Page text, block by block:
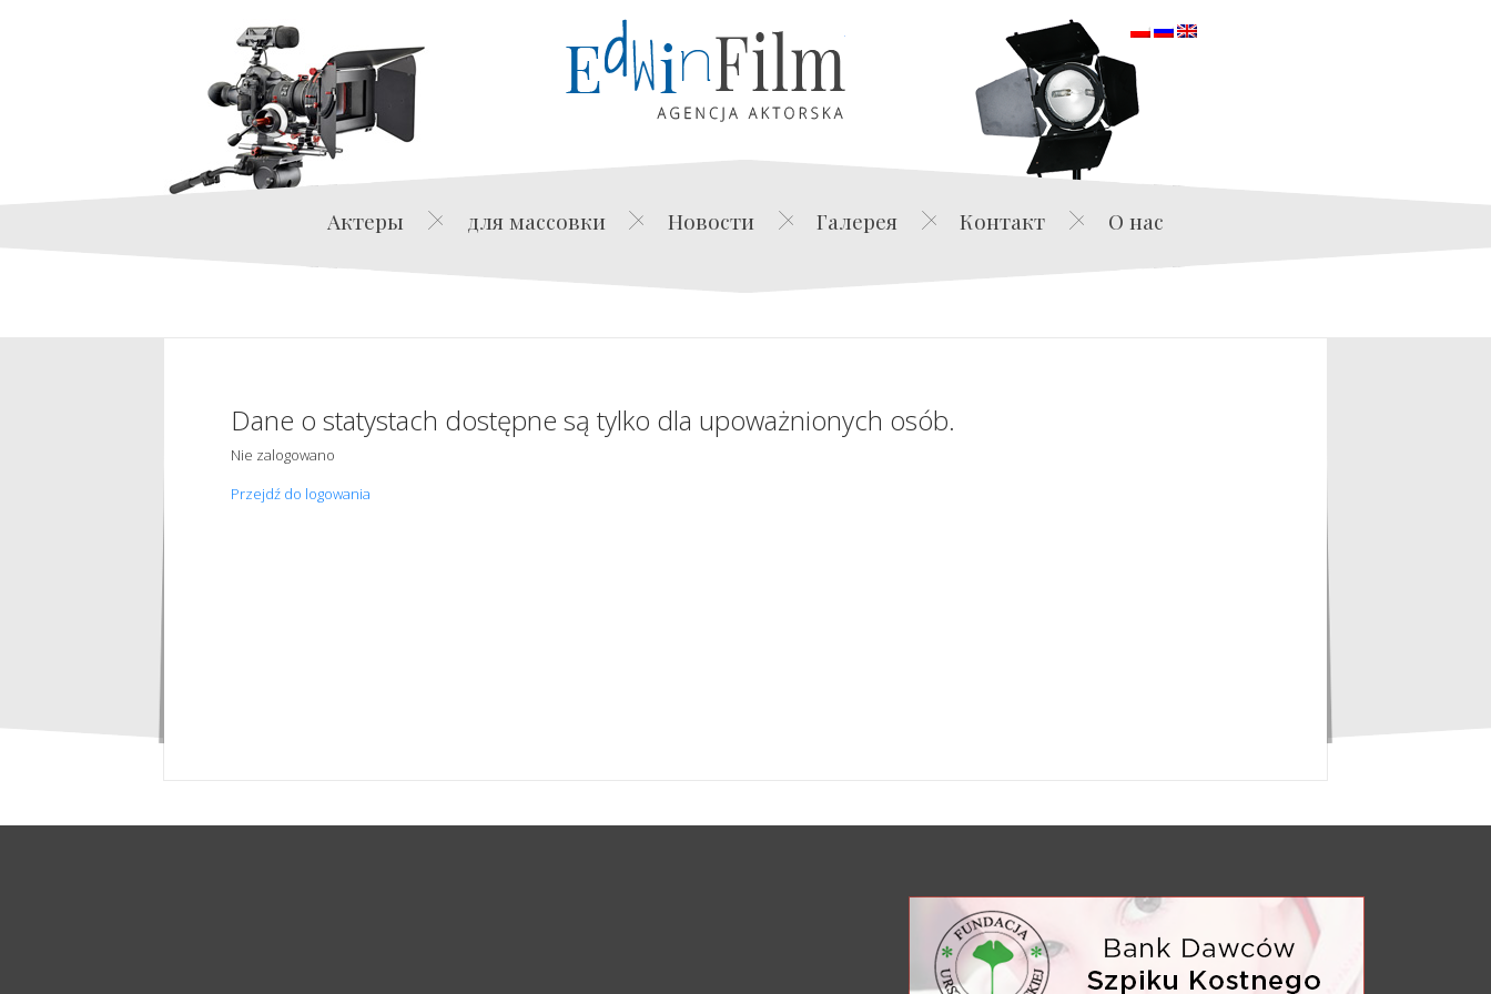
Edwin Film Agencja Aktorska
Актеры для массовки Новости Галерея Контакт О нас
Dane o statystach dostępne są tylko dla upoważnionych osób.
Nie zalogowano
Przejdź do logowania